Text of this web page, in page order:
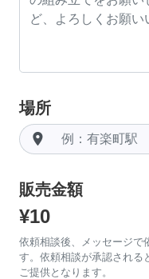
場所
room
販売金額
¥10
依頼相談後、メッセージで
す。依頼相談が承認され
ご提供となります。